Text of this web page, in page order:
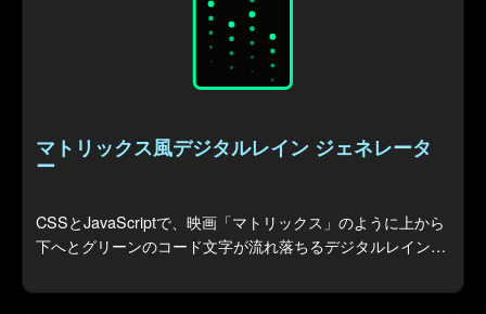
マトリックス風デジタルレイン ジェネレータ
ー
CSSとJavaScriptで、映画「マトリックス」のように上から
下へとグリーンのコード文字が流れ落ちるデジタルレイン背